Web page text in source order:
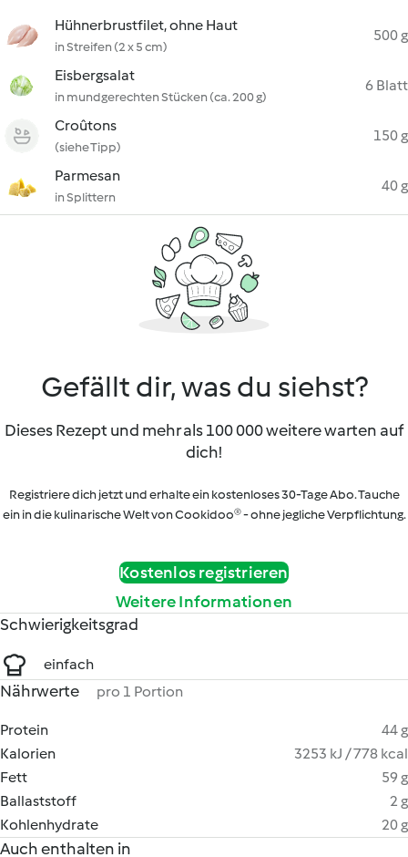
Hühnerbrustfilet, ohne Haut
in Streifen (2 x 5 cm)
500 g
Eisbergsalat
in mundgerechten Stücken (ca. 200 g)
6 Blatt
Croûtons
(siehe Tipp)
150 g
Parmesan
in Splittern
40 g
Gefällt dir, was du siehst?
Dieses Rezept und mehr als 100 000 weitere warten auf
dich!
Registriere dich jetzt und erhalte ein kostenloses 30-Tage Abo. Tauche
ein in die kulinarische Welt von Cookidoo® - ohne jegliche Verpflichtung.
Kostenlos registrieren
Weitere Informationen
Schwierigkeitsgrad
einfach
Nährwerte pro 1 Portion
Protein
44 g
Kalorien
3253 kJ / 778 kcal
Fett
59 g
Ballaststoff
2 g
Kohlenhydrate
20 g
Auch enthalten in